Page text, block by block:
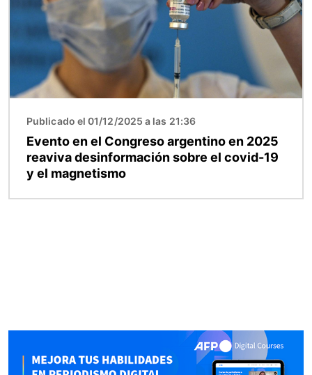
Publicado el 01/12/2025 a las 21:36
Evento en el Congreso argentino en 2025
reaviva desinformación sobre el covid-19
y el magnetismo